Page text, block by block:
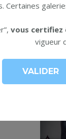
Certaines
vous certifiez
vigueur